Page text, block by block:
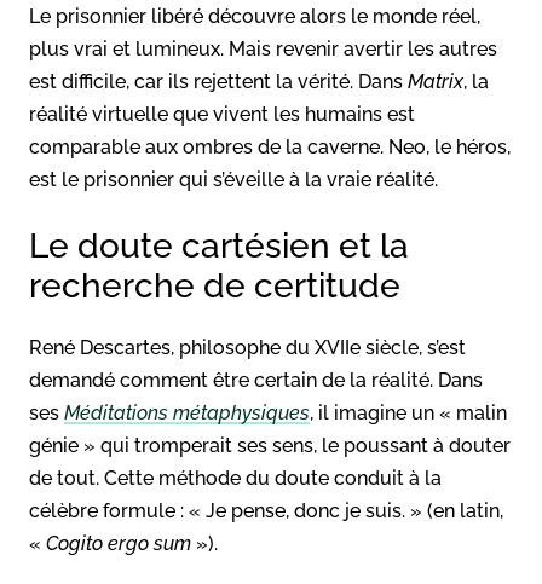
Le prisonnier libéré découvre alors le monde réel,
plus vrai et lumineux. Mais revenir avertir les autres
est difficile, car ils rejettent la vérité. Dans Matrix, la
réalité virtuelle que vivent les humains est
comparable aux ombres de la caverne. Neo, le héros,
est le prisonnier qui s’éveille à la vraie réalité.
Le doute cartésien et la
recherche de certitude
René Descartes, philosophe du XVIIe siècle, s’est
demandé comment être certain de la réalité. Dans
ses Méditations métaphysiques, il imagine un « malin
génie » qui tromperait ses sens, le poussant à douter
de tout. Cette méthode du doute conduit à la
célèbre formule : « Je pense, donc je suis. » (en latin,
« Cogito ergo sum »).